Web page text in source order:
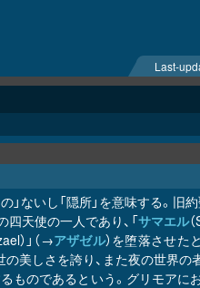
Last-
ないし「隠所」を意味する。旧約
天使の一人であり、「サマエル
）」（→アザゼル）を堕落させた
の美しさを誇り、また夜の世界
のであるという。グリモアに